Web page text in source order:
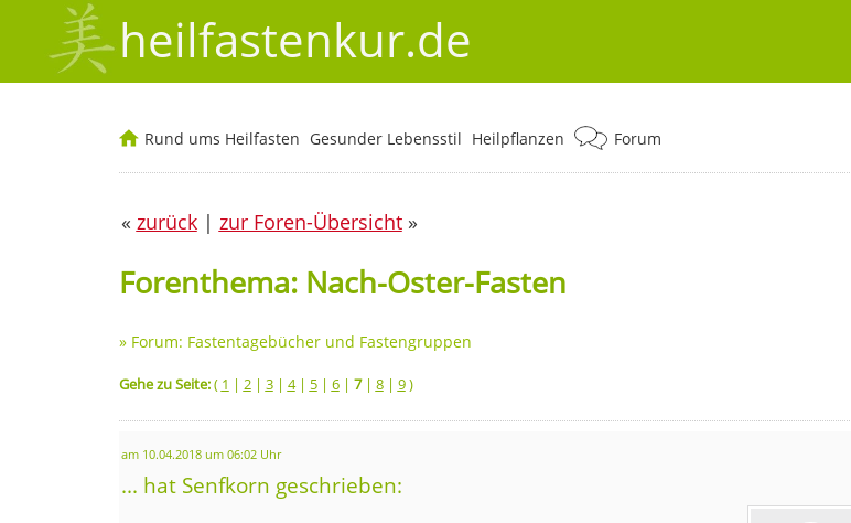
heilfastenkur.de
Rund ums Heilfasten Gesunder Lebensstil Heilpflanzen Forum
« zurück| zur Foren-Übersicht»
Forenthema: Nach-Oster-Fasten
» Forum: Fastentagebücher und Fastengruppen
Gehe zu Seite:( 1 | 2| 3| 4| 5| 6| 7| 8| 9)
am 10.04.2018 um 06:02 Uhr
... hat Senfkorn geschrieben: